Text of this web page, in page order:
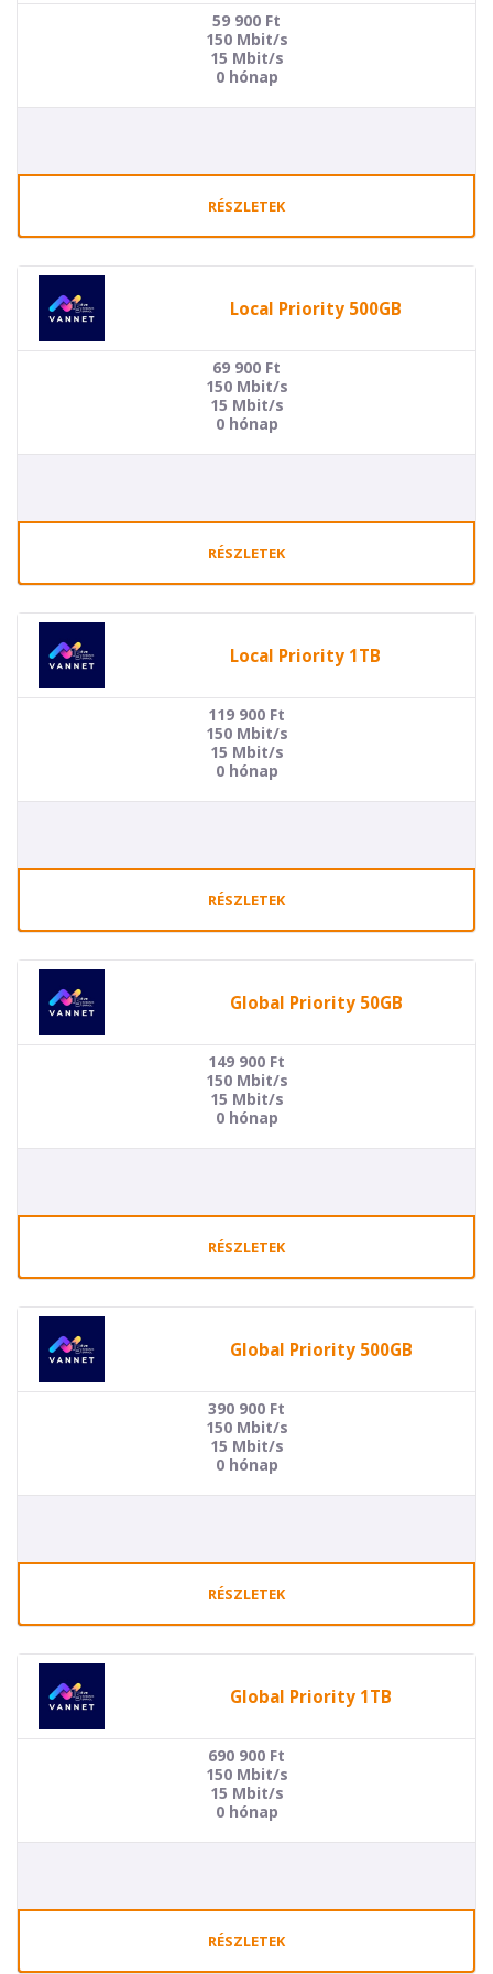
59 900 Ft
150 Mbit/s
15 Mbit/s
0 hónap
RÉSZLETEK
Local Priority 500GB
69 900 Ft
150 Mbit/s
15 Mbit/s
0 hónap
RÉSZLETEK
Local Priority 1TB
119 900 Ft
150 Mbit/s
15 Mbit/s
0 hónap
RÉSZLETEK
Global Priority 50GB
149 900 Ft
150 Mbit/s
15 Mbit/s
0 hónap
RÉSZLETEK
Global Priority 500GB
390 900 Ft
150 Mbit/s
15 Mbit/s
0 hónap
RÉSZLETEK
Global Priority 1TB
690 900 Ft
150 Mbit/s
15 Mbit/s
0 hónap
RÉSZLETEK